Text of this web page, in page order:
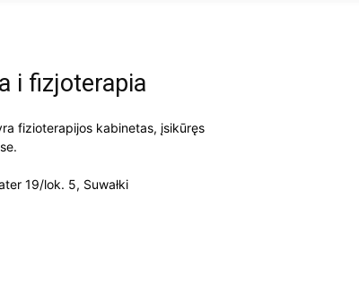
i fizjoterapia
fizioterapijos kabinetas, įsikūręs
19/lok. 5, Suwałki